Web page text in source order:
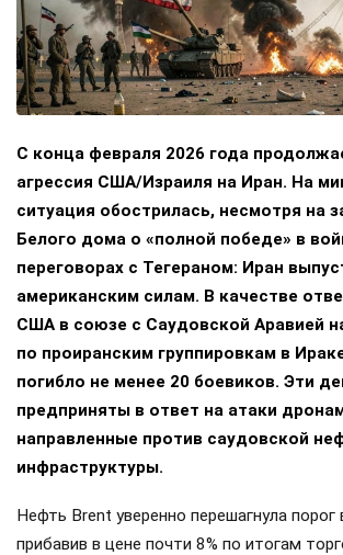
С конца февраля 2026 года
агрессия США/Израиля на Иран. На
ситуация обострилась, несмотря на
Белого дома о «полной победе» в
переговорах с Тегераном: Иран
американским силам. В качестве
США в союзе с Саудовской Аравией
по проиранским группировкам в
погибло не менее 20 боевиков. Эти
предприняты в ответ на атаки
направленные против саудовской
инфраструктуры.
Нефть Brent уверенно перешагнула порог
прибавив в цене почти 8% по итогам